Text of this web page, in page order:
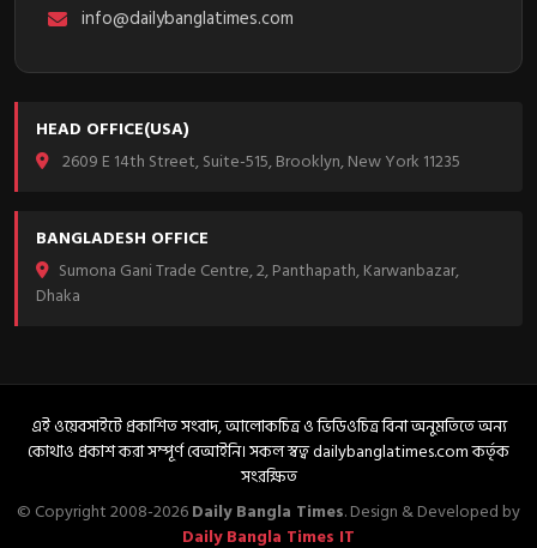
info@dailybanglatimes.com
HEAD OFFICE(USA)
2609 E 14th Street, Suite-515, Brooklyn, New York 11235
BANGLADESH OFFICE
Sumona Gani Trade Centre, 2, Panthapath, Karwanbazar,
Dhaka
এই ওয়েবসাইটে প্রকাশিত সংবাদ, আলোকচিত্র ও ভিডিওচিত্র বিনা অনুমতিতে অন্য
কোথাও প্রকাশ করা সম্পূর্ণ বেআইনি। সকল স্বত্ব dailybanglatimes.com কর্তৃক
সংরক্ষিত
© Copyright 2008-2026Daily Bangla Times. Design & Developed by
Daily Bangla Times IT